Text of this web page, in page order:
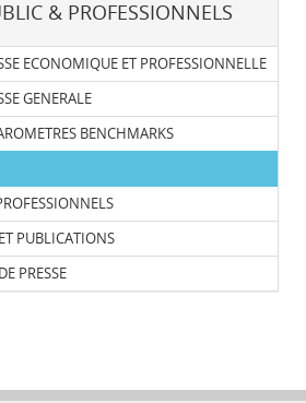
& PROFESSIONNELS
ECONOMIQUE ET PROFESSIONNELLE
GENERALE
BENCHMARKS
PUBLICATIONS
PRESSE